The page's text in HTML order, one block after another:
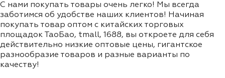
С нами покупать товары очень легко! Мы всегда
заботимся об удобстве наших клиентов! Начиная
покупать товар оптом с китайских торговых
площадок ТаоБао, tmall, 1688, вы откроете для себя
действительно низкие оптовые цены, гигантское
разнообразие товаров и разные варианты по
качеству!